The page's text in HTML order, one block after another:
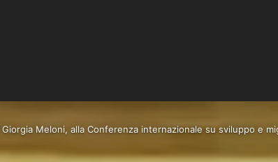
Giorgia Meloni, alla Conferenza internazionale su sviluppo e